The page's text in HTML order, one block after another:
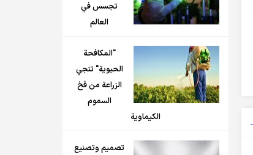
تجسس في
العالم
"المكافحة
الحيوية" تنجي
الزراعة من فخ
السموم
الكيماوية
تصميم وتصنيع